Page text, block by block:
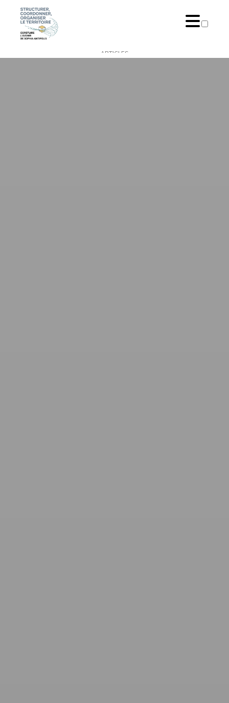
ARTICLES